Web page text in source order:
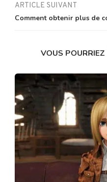
ARTICLE SUIVANT
Comment obtenir plus de
VOUS